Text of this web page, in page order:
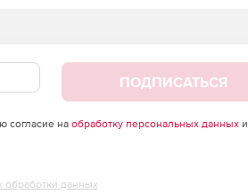
ПОДПИСАТЬСЯ
согласие на обработку персональных данныхи
обработки данных